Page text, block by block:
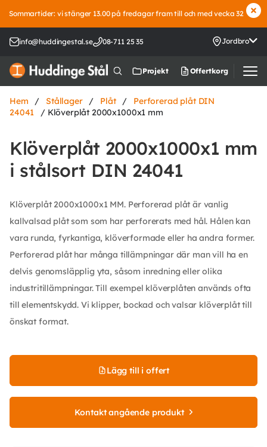
Sommartider: vi stänger 13.00 på fredagar fram till och med vecka 32
info@huddingestal.se 08-711 25 35 Jordbro
Projekt Offertkorg
Hem / Stållager / Plåt /
Perforerad plåt DIN
24041
/ Klöverplåt 2000x1000x1 mm
Klöverplåt 2000x1000x1 mm
i stålsort DIN 24041
Klöverplåt 2000x1000x1 MM. Perforerad plåt är vanlig
kallvalsad plåt som som har perforerats med hål. Hålen kan
vara runda, fyrkantiga, klöverformade eller ha andra former.
Perforerad plåt har många tillämpningar där man vill ha en
delvis genomsläpplig yta, såsom inredning eller olika
industritillämpningar. Till exempel klöverplåten används ofta
till elementskydd. Vi klipper, bockad och valsar klöverplåt till
önskat format.
Lägg till i offert
Kontakt angående produkt